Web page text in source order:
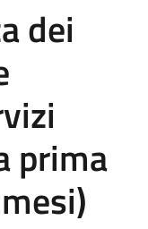
dei
prima